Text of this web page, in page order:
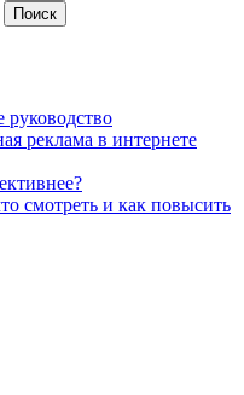
реклама в интернете
смотреть и как повысить